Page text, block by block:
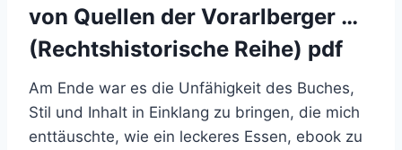
von Quellen der Vorarlberger …
(Rechtshistorische Reihe) pdf
Am Ende war es die Unfähigkeit des Buches,
Stil und Inhalt in Einklang zu bringen, die mich
enttäuschte, wie ein leckeres Essen, ebook zu